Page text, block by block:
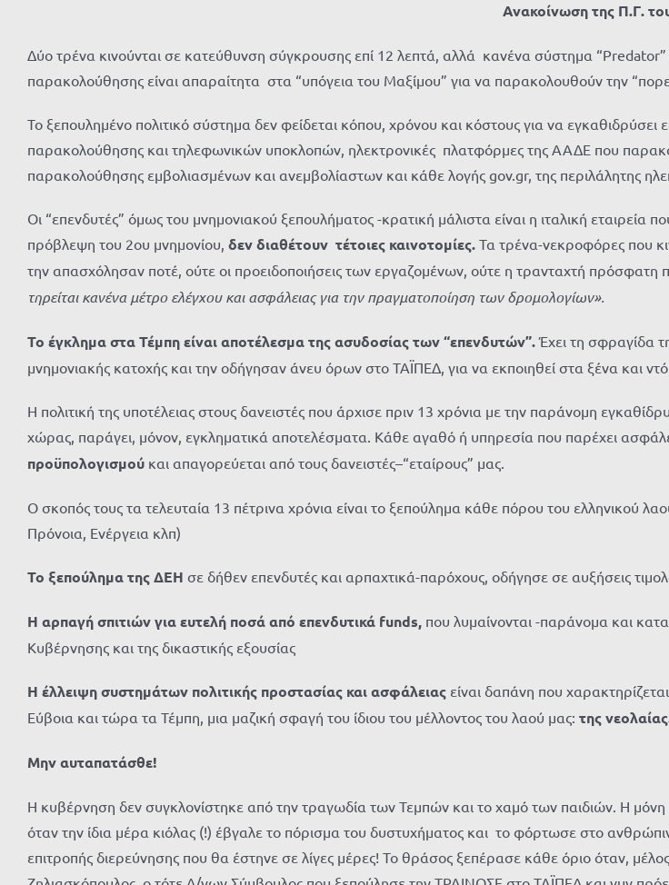
Ανακοίνωση της Π.Γ.
Δύο τρένα κινούνται σε κατεύθυνση σύγκρουσης επί 12 λεπτά, αλλά κανένα σύστημα
παρακολούθησης είναι απαραίτητα στα “υπόγεια του Μαξίμου” για να παρακολουθούν την
Το ξεπουλημένο πολιτικό σύστημα δεν φείδεται κόπου, χρόνου και κόστους για να
παρακολούθησης και τηλεφωνικών υποκλοπών, ηλεκτρονικές πλατφόρμες της ΑΑΔΕ που
παρακολούθησης εμβολιασμένων και ανεμβολίαστων και κάθε λογής gov.gr, της περιλάλητης
Οι “επενδυτές” όμως του μνημονιακού ξεπουλήματος -κρατική μάλιστα είναι η ιταλική
πρόβλεψη του 2ου μνημονίου, δεν διαθέτουν τέτοιες καινοτομίες. Τα τρένα-νεκροφόρες που
την απασχόλησαν ποτέ, ούτε οι προειδοποιήσεις των εργαζομένων, ούτε η τρανταχτή
τηρείται κανένα μέτρο ελέγχου και ασφάλειας για την πραγματοποίηση των δρομολογίων».
Το έγκλημα στα Τέμπη είναι αποτέλεσμα της ασυδοσίας των “επενδυτών”.Έχει τη σφραγίδα
μνημονιακής κατοχής και την οδήγησαν άνευ όρων στο ΤΑΪΠΕΔ, για να εκποιηθεί στα ξένα και
Η πολιτική της υποτέλειας στους δανειστές που άρχισε πριν 13 χρόνια με την παράνομη
χώρας, παράγει, μόνον, εγκληματικά αποτελέσματα. Κάθε αγαθό ή υπηρεσία που παρέχει
προϋπολογισμού και απαγορεύεται από τους δανειστές–“εταίρους” μας.
Ο σκοπός τους τα τελευταία 13 πέτρινα χρόνια είναι το ξεπούλημα κάθε πόρου του ελληνικού
Πρόνοια, Ενέργεια κλπ)
Το ξεπούλημα της ΔΕΗ σε δήθεν επενδυτές και αρπαχτικά-παρόχους, οδήγησε σε αυξήσεις
Η αρπαγή σπιτιών για ευτελή ποσά από επενδυτικά funds, που λυμαίνονται -παράνομα και
Κυβέρνησης και της δικαστικής εξουσίας
Η έλλειψη συστημάτων πολιτικής προστασίας και ασφάλειας είναι δαπάνη που
Εύβοια και τώρα τα Τέμπη, μια μαζική σφαγή του ίδιου του μέλλοντος του λαού μας: της
Μην αυταπατάσθε!
Η κυβέρνηση δεν συγκλονίστηκε από την τραγωδία των Τεμπών και το χαμό των παιδιών. Η μόνη
όταν την ίδια μέρα κιόλας (!) έβγαλε το πόρισμα του δυστυχήματος και το φόρτωσε στο
επιτροπής διερεύνησης που θα έστηνε σε λίγες μέρες! Το θράσος ξεπέρασε κάθε όριο όταν,